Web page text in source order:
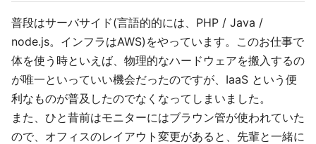
普段はサーバサイド(言語的的には、PHP / Java /
node.js。インフラはAWS)をやっています。このお仕事で
体を使う時といえば、物理的なハードウェアを搬入するの
が唯一といっていい機会だったのですが、IaaS という便
利なものが普及したのでなくなってしまいました。
また、ひと昔前はモニターにはブラウン管が使われていた
ので、オフィスのレイアウト変更があると、先輩と一緒に